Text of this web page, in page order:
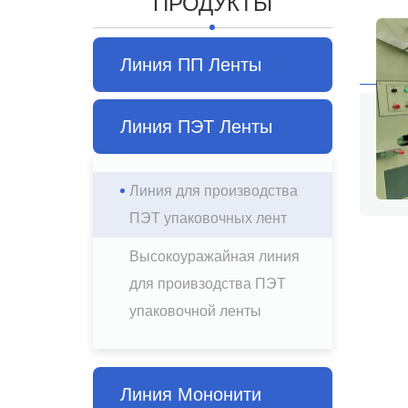
Линия ПП Ленты
Линия ПЭТ Ленты
Линия для производства
ПЭТ упаковочных лент
Высокоуражайная линия
для проивзодства ПЭТ
упаковочной ленты
Линия Мононити